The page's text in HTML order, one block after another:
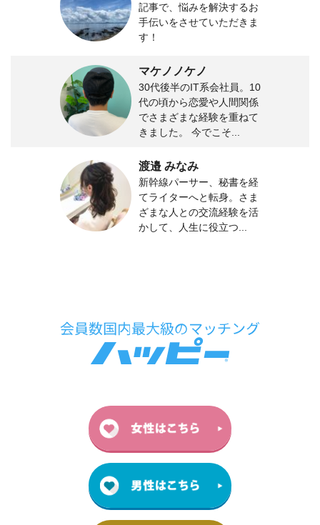
記事で、悩みを解決するお
手伝いをさせていただきま
す！
マケノノケノ
30代後半のIT系会社員。10
代の頃から恋愛や人間関係
でさまざまな経験を重ねて
きました。 今でこそ...
渡邉 みなみ
新幹線パーサー、秘書を経
てライターへと転身。さま
ざまな人との交流経験を活
かして、人生に役立つ...